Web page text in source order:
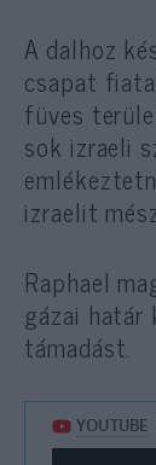
A dalhoz
csapat
füves
sok izraeli
izraelit
Raphael
gázai határ
támadást.